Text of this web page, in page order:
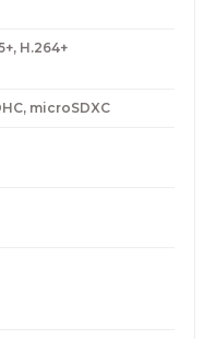
H.264+
microSDXC